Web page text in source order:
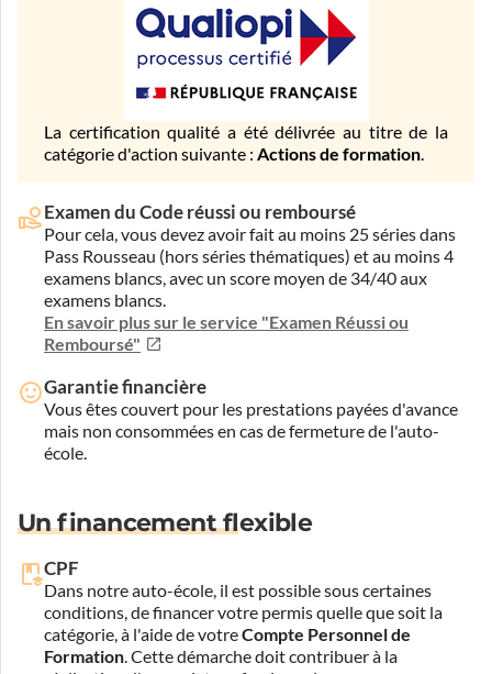
La certification qualité a été délivrée au titre de la
catégorie d'action suivante : Actions de formation.
Examen du Code réussi ou remboursé
Pour cela, vous devez avoir fait au moins 25 séries dans
Pass Rousseau (hors séries thématiques) et au moins 4
examens blancs, avec un score moyen de 34/40 aux
examens blancs.
En savoir plus sur le service "Examen Réussi ou
Remboursé"
Garantie financière
Vous êtes couvert pour les prestations payées d'avance
mais non consommées en cas de fermeture de l'auto-
école.
Un financement flexible
CPF
Dans notre auto-école, il est possible sous certaines
conditions, de financer votre permis quelle que soit la
catégorie, à l'aide de votreCompte Personnel de
Formation. Cette démarche doit contribuer à la